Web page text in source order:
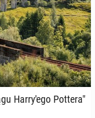
Har­ry­'e­go Pottera"